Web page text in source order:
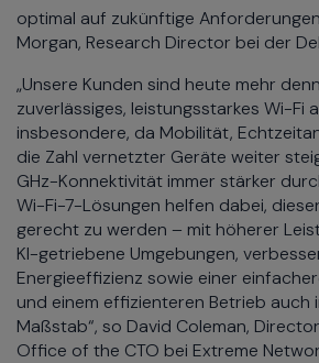
optimal auf zukünftige
Morgan, Research Director bei der
„Unsere Kunden sind heute mehr
zuverlässiges, leistungsstarkes Wi-Fi
insbesondere, da Mobilität,
die Zahl vernetzter Geräte weiter
GHz-Konnektivität immer stärker
Wi-Fi-7-Lösungen helfen dabei,
gerecht zu werden – mit höherer
KI-getriebene Umgebungen,
Energieeffizienz sowie einer
und einem effizienteren Betrieb auch
Maßstab“, so David Coleman,
Office of the CTO bei Extreme